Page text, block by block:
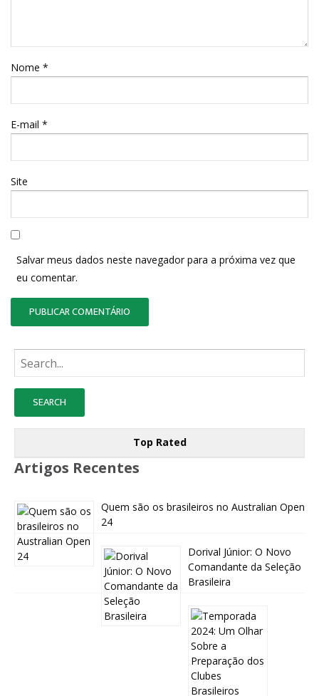
Nome *
E-mail *
Site
Salvar meus dados neste navegador para a próxima vez que
eu comentar.
Busque:
Top Rated
Artigos Recentes
Quem são os brasileiros no Australian Open
24
Dorival Júnior: O Novo
Comandante da Seleção
Brasileira